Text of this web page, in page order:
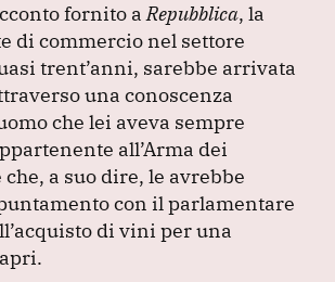
fornito aRepubblica, la
di commercio nel settore
trent’anni, sarebbe arrivata
una conoscenza
che lei aveva sempre
all’Arma dei
a suo dire, le avrebbe
con il parlamentare
di vini per una